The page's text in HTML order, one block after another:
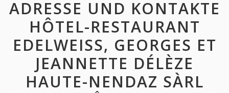
ADRESSE UND KONTAKTE
HÔTEL-RESTAURANT
EDELWEISS, GEORGES ET
JEANNETTE DÉLÈZE
HAUTE-NENDAZ SÀRL